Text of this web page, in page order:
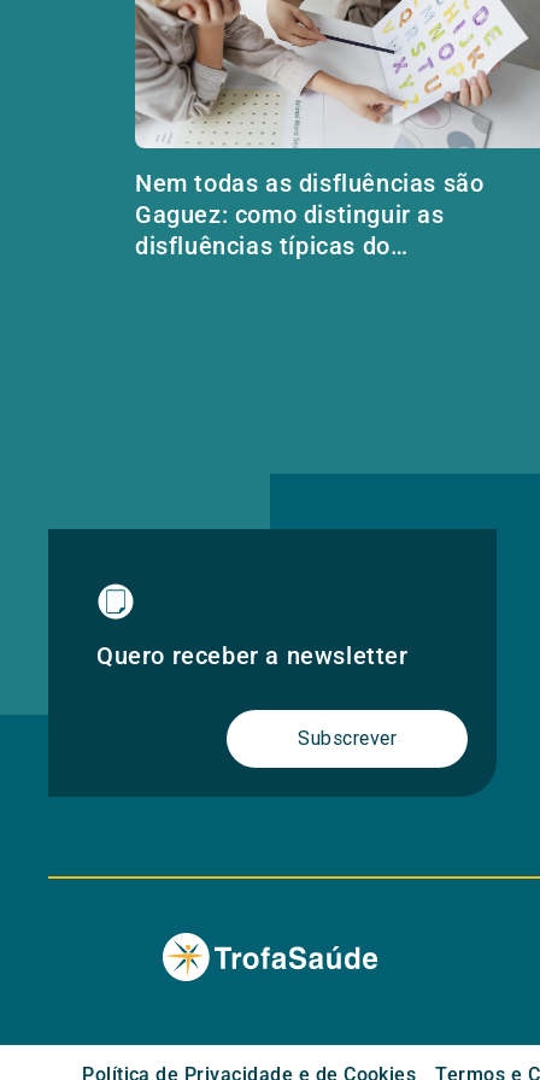
Nem todas as disfluências são
Gaguez: como distinguir as
disfluências típicas do
Quero receber a newsletter
Subscrever
Política de Privacidade e de Cookies Termos e